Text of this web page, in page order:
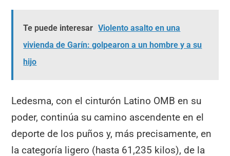
Te puede interesar Violento asalto en una
vivienda de Garín: golpearon a un hombre y a su
hijo
Ledesma, con el cinturón Latino OMB en su
poder, continúa su camino ascendente en el
deporte de los puños y, más precisamente, en
la categoría ligero (hasta 61,235 kilos), de la